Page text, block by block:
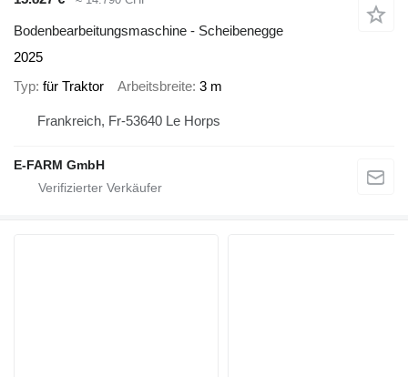
Bodenbearbeitungsmaschine - Scheibenegge
2025
Typ für Traktor Arbeitsbreite 3 m
Frankreich, Fr-53640 Le Horps
E-FARM GmbH